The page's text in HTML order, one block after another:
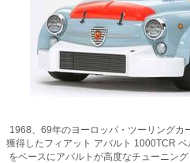
1968、69年のヨーロッパ・ツーリングカ
獲得したフィアット アバルト 1000TCR
をベースにアバルトが高度なチューニン